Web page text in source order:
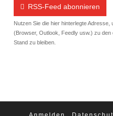
RSS-Feed abonnieren
Nutzen Sie die hier hinterlegte
(Browser, Outlook, Feedly usw.) zu
Stand zu bleiben.